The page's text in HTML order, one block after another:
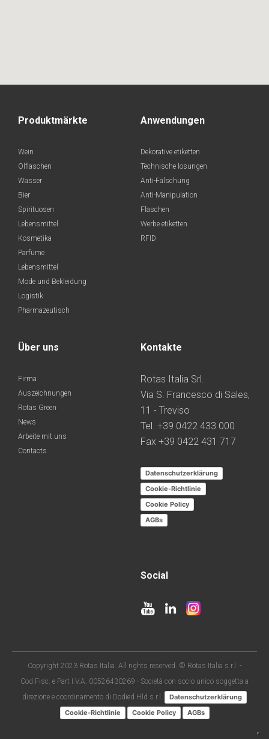
Produktmärkte
Wein
Olflaschen
Wasser
Bier
Spirituosen
Lebensmittel
Kosmetika
Parfüme
Lebensmittel
Mode und Bekleidung
Logistik
Pharmazeutisch
Anwendungen
Dekorative etiketten
Technische losungen
Anti-Fälschung
Anti-Manipulation
Flaschen
Werbe etiketten
RFID
Über uns
Firma
Auszeichnungen
Rotas Green
News
Arbeite mit uns
Contacts
Kontakte
Rotas Italia Srl.
Via S. Francesco di Sales,
11 - Treviso
Tel. +39 0422 433 000
Fax +39 0422 431 717
Datenschutzerklärung
Cookie-Richtlinie
Cookie Policy
AGBs
Social
Copyright 2023 Rotas Italia. All rights reserved. © Rotas Italia s.r.l. -
Cod.Fisc. e Part I.V.A. 00526430269 - Società con socio unico soggetta a
direzione e coordinamento di Dodied Hld s.r.l.
Datenschutzerklärung
Cookie-Richtlinie
Cookie Policy AGBs